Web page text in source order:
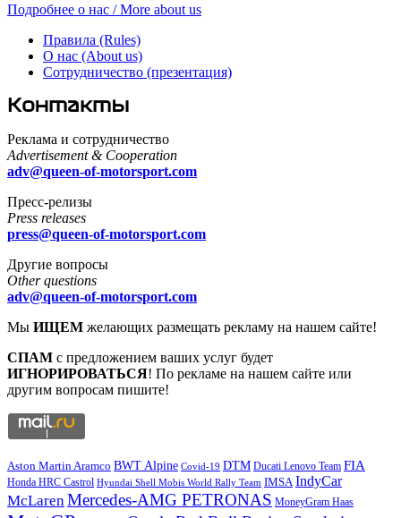
Подробнее о нас / More about us
Правила (Rules)
О нас (About us)
Сотрудничество (презентация)
Контакты
Реклама и сотрудничество
Advertisement & Cooperation
adv@queen-of-motorsport.com
Пресс-релизы
Press releases
press@queen-of-motorsport.com
Другие вопросы
Other questions
adv@queen-of-motorsport.com
Мы ИЩЕМ желающих размещать рекламу на нашем сайте!
СПАМ с предложением ваших услуг будет
ИГНОРИРОВАТЬСЯ! По рекламе на нашем сайте или
другим вопросам пишите!
Aston Martin Aramco BWT Alpine Covid-19 DTM Ducati Lenovo Team FIA
Honda HRC Castrol Hyundai Shell Mobis World Rally Team IMSA IndyCar
McLarenMercedes-AMG PETRONAS MoneyGram Haas